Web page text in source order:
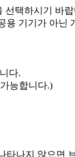
선택하시기 바
용 기기가 아닌
다.
능합니다.)
타나지 않으면